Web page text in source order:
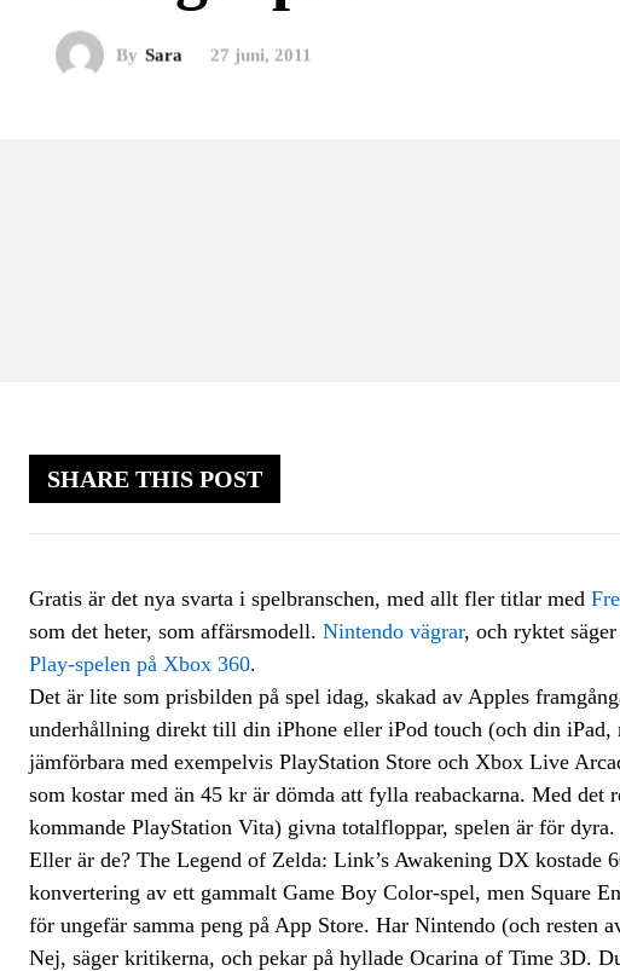
By Sara 27 juni, 2011
SHARE THIS POST
Gratis är det nya svarta i spelbranschen, med allt fler titlar med
som det heter, som affärsmodell. Nintendo vägrar, och ryktet
Play-spelen på Xbox 360.
Det är lite som prisbilden på spel idag, skakad av Apples
underhållning direkt till din iPhone eller iPod touch (och din iPad,
jämförbara med exempelvis PlayStation Store och Xbox Live
som kostar med än 45 kr är dömda att fylla reabackarna. Med det
kommande PlayStation Vita) givna totalfloppar, spelen är för dyra.
Eller är de? The Legend of Zelda: Link’s Awakening DX kostade
konvertering av ett gammalt Game Boy Color-spel, men Square
för ungefär samma peng på App Store. Har Nintendo (och resten
Nej, säger kritikerna, och pekar på hyllade Ocarina of Time 3D.